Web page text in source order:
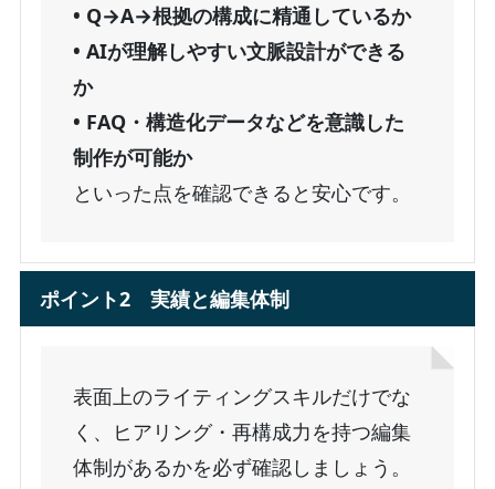
• Q→A→根拠の構成に精通しているか
• AIが理解しやすい文脈設計ができる
か
• FAQ・構造化データなどを意識した
制作が可能か
といった点を確認できると安心です。
ポイント2 実績と編集体制
表面上のライティングスキルだけでな
く、ヒアリング・再構成力を持つ編集
体制があるかを必ず確認しましょう。